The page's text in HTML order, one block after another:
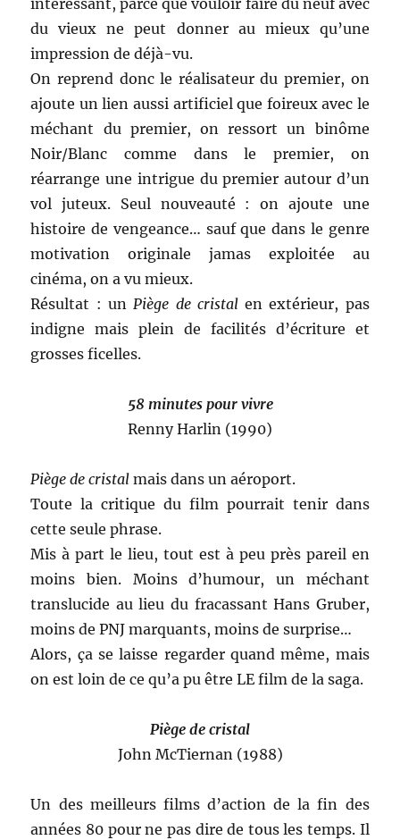
intéressant, parce que vouloir faire du neuf avec
du vieux ne peut donner au mieux qu’une
impression de déjà-vu.
On reprend donc le réalisateur du premier, on
ajoute un lien aussi artificiel que foireux avec le
méchant du premier, on ressort un binôme
Noir/Blanc comme dans le premier, on
réarrange une intrigue du premier autour d’un
vol juteux. Seul nouveauté : on ajoute une
histoire de vengeance… sauf que dans le genre
motivation originale jamas exploitée au
cinéma, on a vu mieux.
Résultat : unPiège de cristalen extérieur, pas
indigne mais plein de facilités d’écriture et
grosses ficelles.
58 minutes pour vivre
Renny Harlin (1990)
Piège de cristal mais dans un aéroport.
Toute la critique du film pourrait tenir dans
cette seule phrase.
Mis à part le lieu, tout est à peu près pareil en
moins bien. Moins d’humour, un méchant
translucide au lieu du fracassant Hans Gruber,
moins de PNJ marquants, moins de surprise…
Alors, ça se laisse regarder quand même, mais
on est loin de ce qu’a pu être LE film de la saga.
Piège de cristal
John McTiernan (1988)
Un des meilleurs films d’action de la fin des
années 80 pour ne pas dire de tous les temps. Il